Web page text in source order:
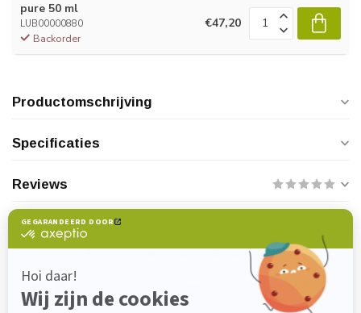
pure 50 ml
LUB00000880
Backorder
€47,20
Productomschrijving
Specificaties
Reviews
Heeft u vragen over dit product?
Neem gerust contact op met onze
verkoop@lijmenwinkel.nl
of +31 (0)85 4011571 . Wij helpen u graag!